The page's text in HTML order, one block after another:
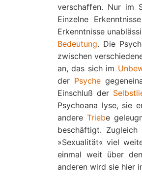
verschaffen. Nur im
Einzelne
Erkenntnisse
Bedeutung. Die
zwischen
an, das sich im
der Psyche
Einschluß der
Psychoana lyse, sie
andere Triebe
beschäftigt.
»Sexualität« viel
einmal weit über den
anderen wird sie hier